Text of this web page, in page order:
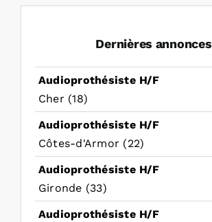
Dernières annonces
Audioprothésiste H/F
Cher (18)
Audioprothésiste H/F
Côtes-d'Armor (22)
Audioprothésiste H/F
Gironde (33)
Audioprothésiste H/F